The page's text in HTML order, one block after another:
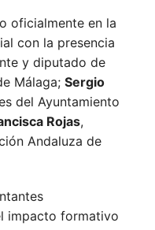
oficialmente en la
con la presencia
y diputado de
Málaga; Sergio
del Ayuntamiento
Rojas,
Andaluza de
impacto formativo